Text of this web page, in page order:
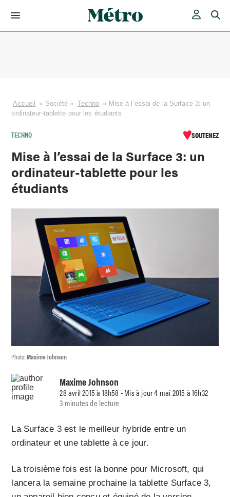
Accueil » Société » Techno » Mise à l’essai de la Surface 3: un
ordinateur-tablette pour les étudiants
TECHNO SOUTENEZ
Mise à l’essai de la Surface 3: un
ordinateur-tablette pour les
étudiants
Photo:Maxime Johnson
Maxime Johnson
28 avril 2015 à 18h58 - Mis à jour 4 mai 2015 à 16h32
3 minutes de lecture
La Surface 3 est le meilleur hybride entre un
ordinateur et une tablette à ce jour.
La troisième fois est la bonne pour Microsoft, qui
lancera la semaine prochaine la tablette Surface 3,